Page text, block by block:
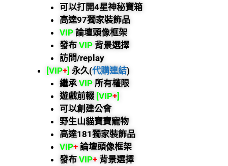
可以打開4星神秘寶箱
高達97獨家裝飾品
VIP論壇頭像框架
發布 VIP背景選擇
訪問/replay
[VIP+] 永久(代購連結)
繼承VIP所有權限
遊戲前輟 [VIP+]
可以創建公會
野生山貓寶寶寵物
高達181獨家裝飾品
VIP+論壇頭像框架
發布 VIP+背景選擇